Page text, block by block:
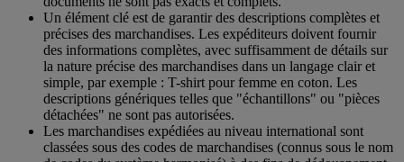
Un élément clé est de garantir des descriptions complètes et
précises des marchandises. Les expéditeurs doivent fournir
des informations complètes, avec suffisamment de détails sur
la nature précise des marchandises dans un langage clair et
simple, par exemple : T-shirt pour femme en coton. Les
descriptions génériques telles que "échantillons" ou "pièces
détachées" ne sont pas autorisées.
Les marchandises expédiées au niveau international sont
classées sous des codes de marchandises (connus sous le nom